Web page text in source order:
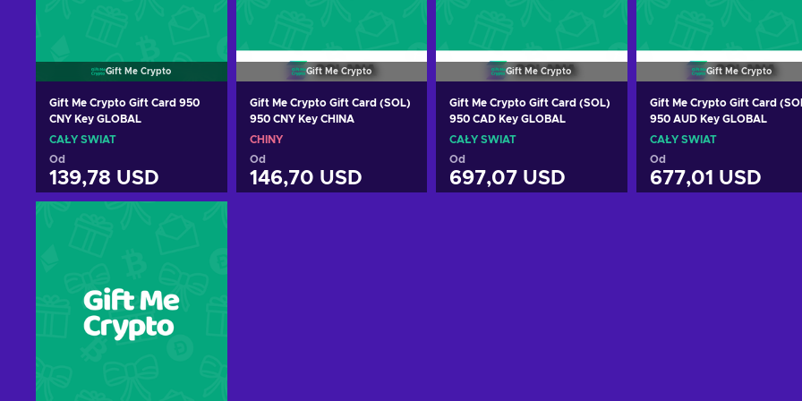
Gift Me Crypto
Gift Me Crypto Gift Card 950
CNY Key GLOBAL
CAŁY ŚWIAT
Od
139,78 USD
Gift Me Crypto
Gift Me Crypto Gift Card (SOL)
950 CNY Key CHINA
CHINY
Od
146,70 USD
Gift Me Crypto
Gift Me Crypto Gift Card (SOL)
950 CAD Key GLOBAL
CAŁY ŚWIAT
Od
697,07 USD
Gift Me Crypto
Gift Me Crypto Gift Card
950 AUD Key GLOBAL
CAŁY ŚWIAT
Od
677,01 USD